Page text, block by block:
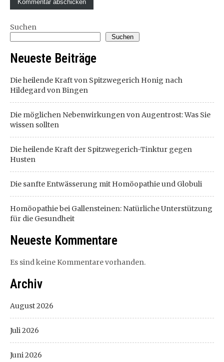
Suchen
Suchen
Neueste Beiträge
Die heilende Kraft von Spitzwegerich Honig nach
Hildegard von Bingen
Die möglichen Nebenwirkungen von Augentrost: Was Sie
wissen sollten
Die heilende Kraft der Spitzwegerich-Tinktur gegen
Husten
Die sanfte Entwässerung mit Homöopathie und Globuli
Homöopathie bei Gallensteinen: Natürliche Unterstützung
für die Gesundheit
Neueste Kommentare
Es sind keine Kommentare vorhanden.
Archiv
August 2026
Juli 2026
Juni 2026